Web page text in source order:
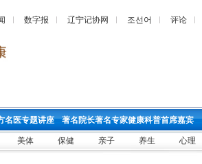
数字报 辽宁记协网 조선어 评论
名医专题讲座 著名院长著名专家健康科普首席嘉宾
美体 保健 亲子 养生 心理